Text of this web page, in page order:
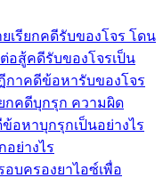
เรียกคดีรับของโจร โดน
อสู้คดีรับของโจรเป็น
กาคดีข้อหารับของโจร
กคดีบุกรุก ความผิด
อหาบุกรุกเป็นอย่างไร
ย่างไร
บครองยาไอซ์เพื่อ